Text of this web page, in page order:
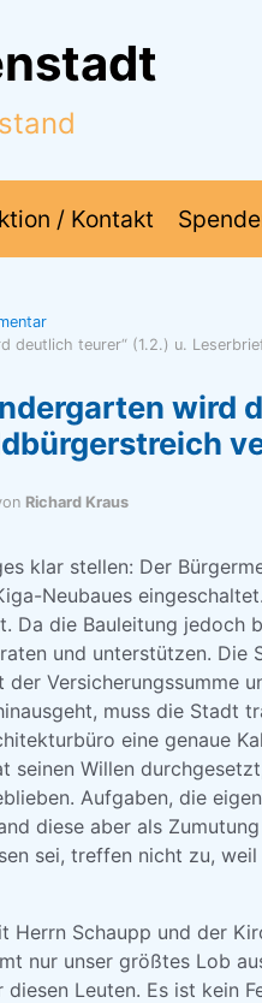
/ Kontakt
deutlich teurer“ (1.2.) u.
wird
Richard Kraus
klar stellen: Der
Neubaues
Da die Bauleitung
und unterstützen. Die
Versicherungssumme
muss die Stadt
eine genaue
seinen Willen
Aufgaben, die
diese aber als
sei, treffen nicht zu,
Herrn Schaupp und der
nur unser größtes Lob
Leuten. Es ist kein